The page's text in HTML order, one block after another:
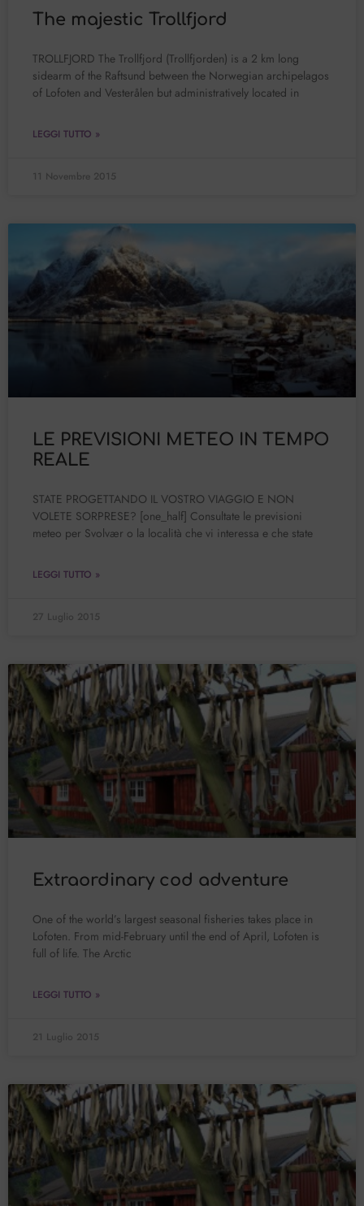
The majestic Trollfjord
TROLLFJORD The Trollfjord (Trollfjorden) is a 2 km long
sidearm of the Raftsund between the Norwegian archipelagos
of Lofoten and Vesterålen but administratively located in
LEGGI TUTTO »
11 Novembre 2015
LE PREVISIONI METEO IN TEMPO
REALE
STATE PROGETTANDO IL VOSTRO VIAGGIO E NON
VOLETE SORPRESE? [one_half] Consultate le previsioni
meteo per Svolvær o la località che vi interessa e che state
LEGGI TUTTO »
27 Luglio 2015
Extraordinary cod adventure
One of the world’s largest seasonal fisheries takes place in
Lofoten. From mid-February until the end of April, Lofoten is
full of life. The Arctic
LEGGI TUTTO »
21 Luglio 2015